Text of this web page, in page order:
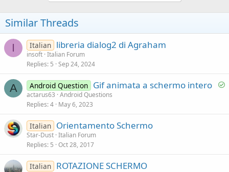
n
s
:
Similar Threads
I Italian libreria dialog2 di Agraham
insoft Italian Forum
Replies 5 Sep 24, 2024
A
S
Android Question Gif animata a schermo intero
actarus63 Android Questions
Replies 4 May 6, 2023
Italian Orientamento Schermo
Star-Dust Italian Forum
Replies 5 Oct 28, 2017
Italian ROTAZIONE SCHERMO